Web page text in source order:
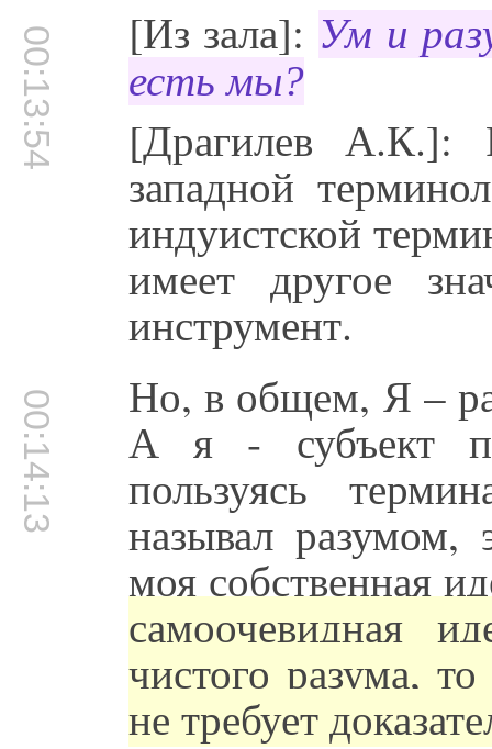
00:13:54 [Из зала]: Ум и
есть мы?
[Драгилев А.К.]:
западной
индуистской
имеет другое
инструмент.
00:14:13 Но, в общем, Я –
А я - субъект
пользуясь
называл разумом,
моя собственная
самоочевидная
чистого разума,
не требует